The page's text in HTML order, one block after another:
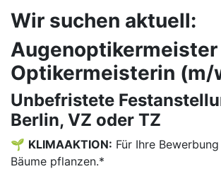
Wir suchen aktuell:
Optikermeisterin (m/
Unbefristete
Berlin, VZ oder TZ
🌱 KLIMAAKTION: Für Ihre
Bäume pflanzen.*